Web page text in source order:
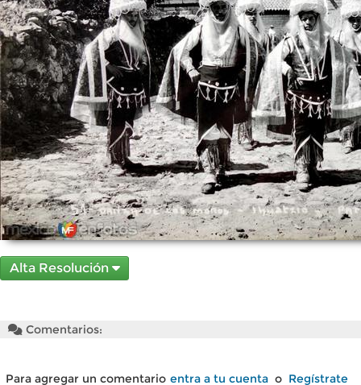
Alta Resolución
Comentarios:
Para agregar un comentario entra a tu cuenta o Regístrate